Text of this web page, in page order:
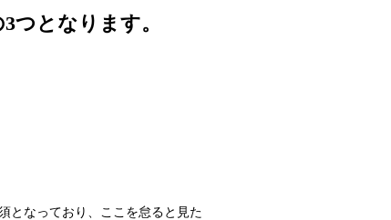
つとなります。
となっており、ここを怠ると見た